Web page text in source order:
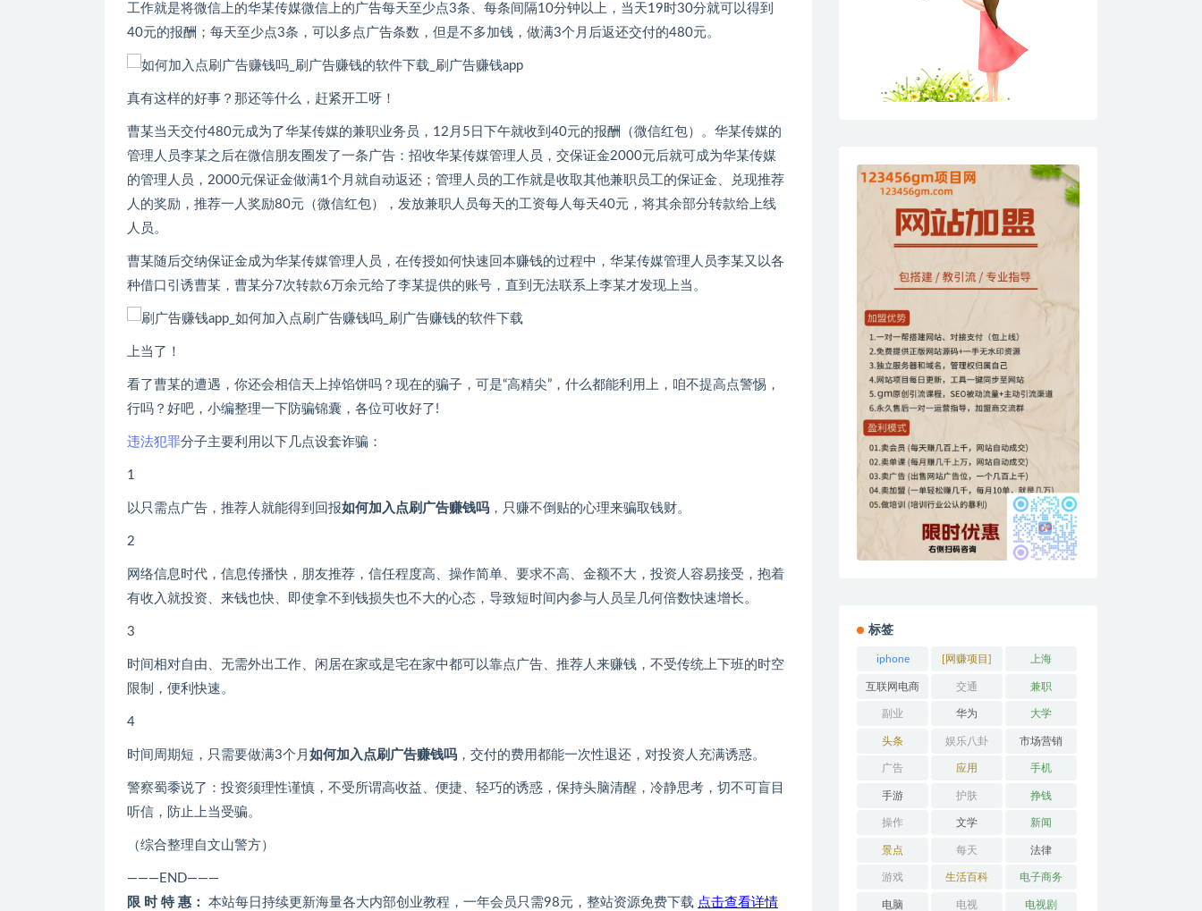
工作就是将微信上的华某传媒微信上的广告每天至少点3条、每条间隔10分钟以上，当天19时30分就可以得到
40元的报酬；每天至少点3条，可以多点广告条数，但是不多加钱，做满3个月后返还交付的480元。
真有这样的好事？那还等什么，赶紧开工呀！
曹某当天交付480元成为了华某传媒的兼职业务员，12月5日下午就收到40元的报酬（微信红包）。华某传媒的
管理人员李某之后在微信朋友圈发了一条广告：招收华某传媒管理人员，交保证金2000元后就可成为华某传媒
的管理人员，2000元保证金做满1个月就自动返还；管理人员的工作就是收取其他兼职员工的保证金、兑现推荐
人的奖励，推荐一人奖励80元（微信红包），发放兼职人员每天的工资每人每天40元，将其余部分转款给上线
人员。
曹某随后交纳保证金成为华某传媒管理人员，在传授如何快速回本赚钱的过程中，华某传媒管理人员李某又以各
种借口引诱曹某，曹某分7次转款6万余元给了李某提供的账号，直到无法联系上李某才发现上当。
上当了！
看了曹某的遭遇，你还会相信天上掉馅饼吗？现在的骗子，可是“高精尖”，什么都能利用上，咱不提高点警惕，
行吗？好吧，小编整理一下防骗锦囊，各位可收好了!
违法犯罪分子主要利用以下几点设套诈骗：
1
以只需点广告，推荐人就能得到回报如何加入点刷广告赚钱吗 ，只赚不倒贴的心理来骗取钱财。
2
网络信息时代，信息传播快，朋友推荐，信任程度高、操作简单、要求不高、金额不大，投资人容易接受，抱着
有收入就投资、来钱也快、即使拿不到钱损失也不大的心态，导致短时间内参与人员呈几何倍数快速增长。
3
时间相对自由、无需外出工作、闲居在家或是宅在家中都可以靠点广告、推荐人来赚钱，不受传统上下班的时空
限制，便利快速。
4
时间周期短，只需要做满3个月 如何加入点刷广告赚钱吗 ，交付的费用都能一次性退还，对投资人充满诱惑。
警察蜀黍说了：投资须理性谨慎，不受所谓高收益、便捷、轻巧的诱惑，保持头脑清醒，冷静思考，切不可盲目
听信，防止上当受骗。
（综合整理自文山警方）
———END———
限 时 特 惠： 本站每日持续更新海量各大内部创业教程，一年会员只需98元，整站资源免费下载 点击查看详情
标签
iphone [网赚项目] 上海
互联网电商 交通 兼职
副业 华为 大学
头条 娱乐八卦 市场营销
广告 应用 手机
手游 护肤 挣钱
操作 文学 新闻
景点 每天 法律
游戏 生活百科 电子商务
电脑 电视 电视剧